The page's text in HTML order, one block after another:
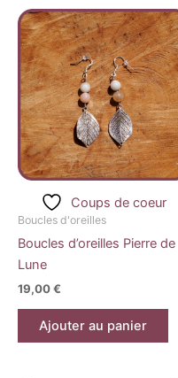
Coups de coeur
Boucles d'oreilles
Boucles d’oreilles Pierre de
Lune
19,00€
Ajouter au panier